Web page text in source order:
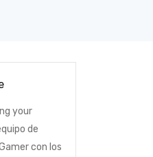
your
de
con los